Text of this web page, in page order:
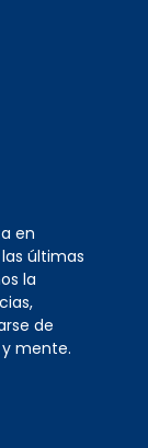
en
últimas
la
de
mente.